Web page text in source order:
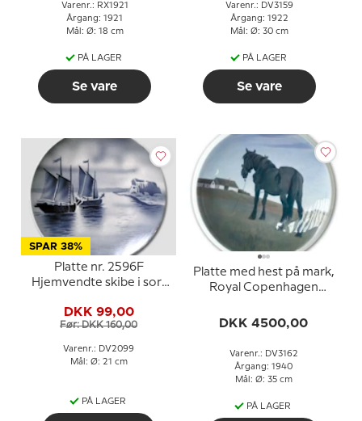
Varenr.: RX1921
Årgang: 1921
Mål: Ø: 18 cm
PÅ LAGER
Se vare
Varenr.: DV3159
Årgang: 1922
Mål: Ø: 30 cm
PÅ LAGER
Se vare
SPAR 38%
Platte nr. 2596F
Hjemvendte skibe i sort
DKK 99,00
Før: DKK 160,00
Varenr.: DV2099
Mål: Ø: 21 cm
PÅ LAGER
Platte med hest på mark,
Royal Copenhagen
1940
DKK 4500,00
Varenr.: DV3162
Årgang: 1940
Mål: Ø: 35 cm
PÅ LAGER